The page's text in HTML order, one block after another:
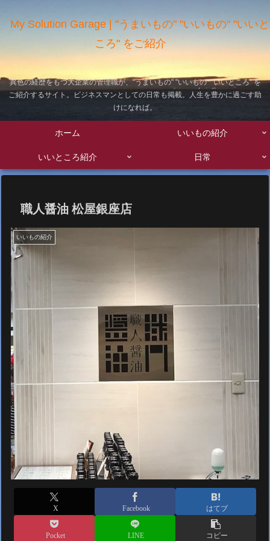
My Solution Garage | "うまいもの" "いいもの" "いいと
ころ" をご紹介
異色の経歴をもつ大企業の管理職が、"うまいもの" "いいもの" "いいところ" を
ご紹介するサイト。ビジネスマンとしての日常も掲載。人生を豊かに過ごす助
けになれば。
ホーム いいもの紹介
いいところ紹介 日常
職人醤油 松屋銀座店
いいもの紹介
X Facebook はてブ
Pocket LINE コピー